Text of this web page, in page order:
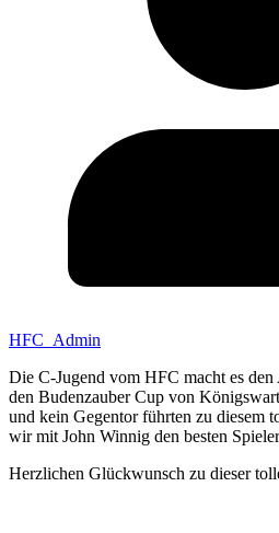
HFC_Admin
Die C-Jugend vom HFC macht es
den Budenzauber Cup von
und kein Gegentor führten zu diesem
wir mit John Winnig den besten
Herzlichen Glückwunsch zu dieser